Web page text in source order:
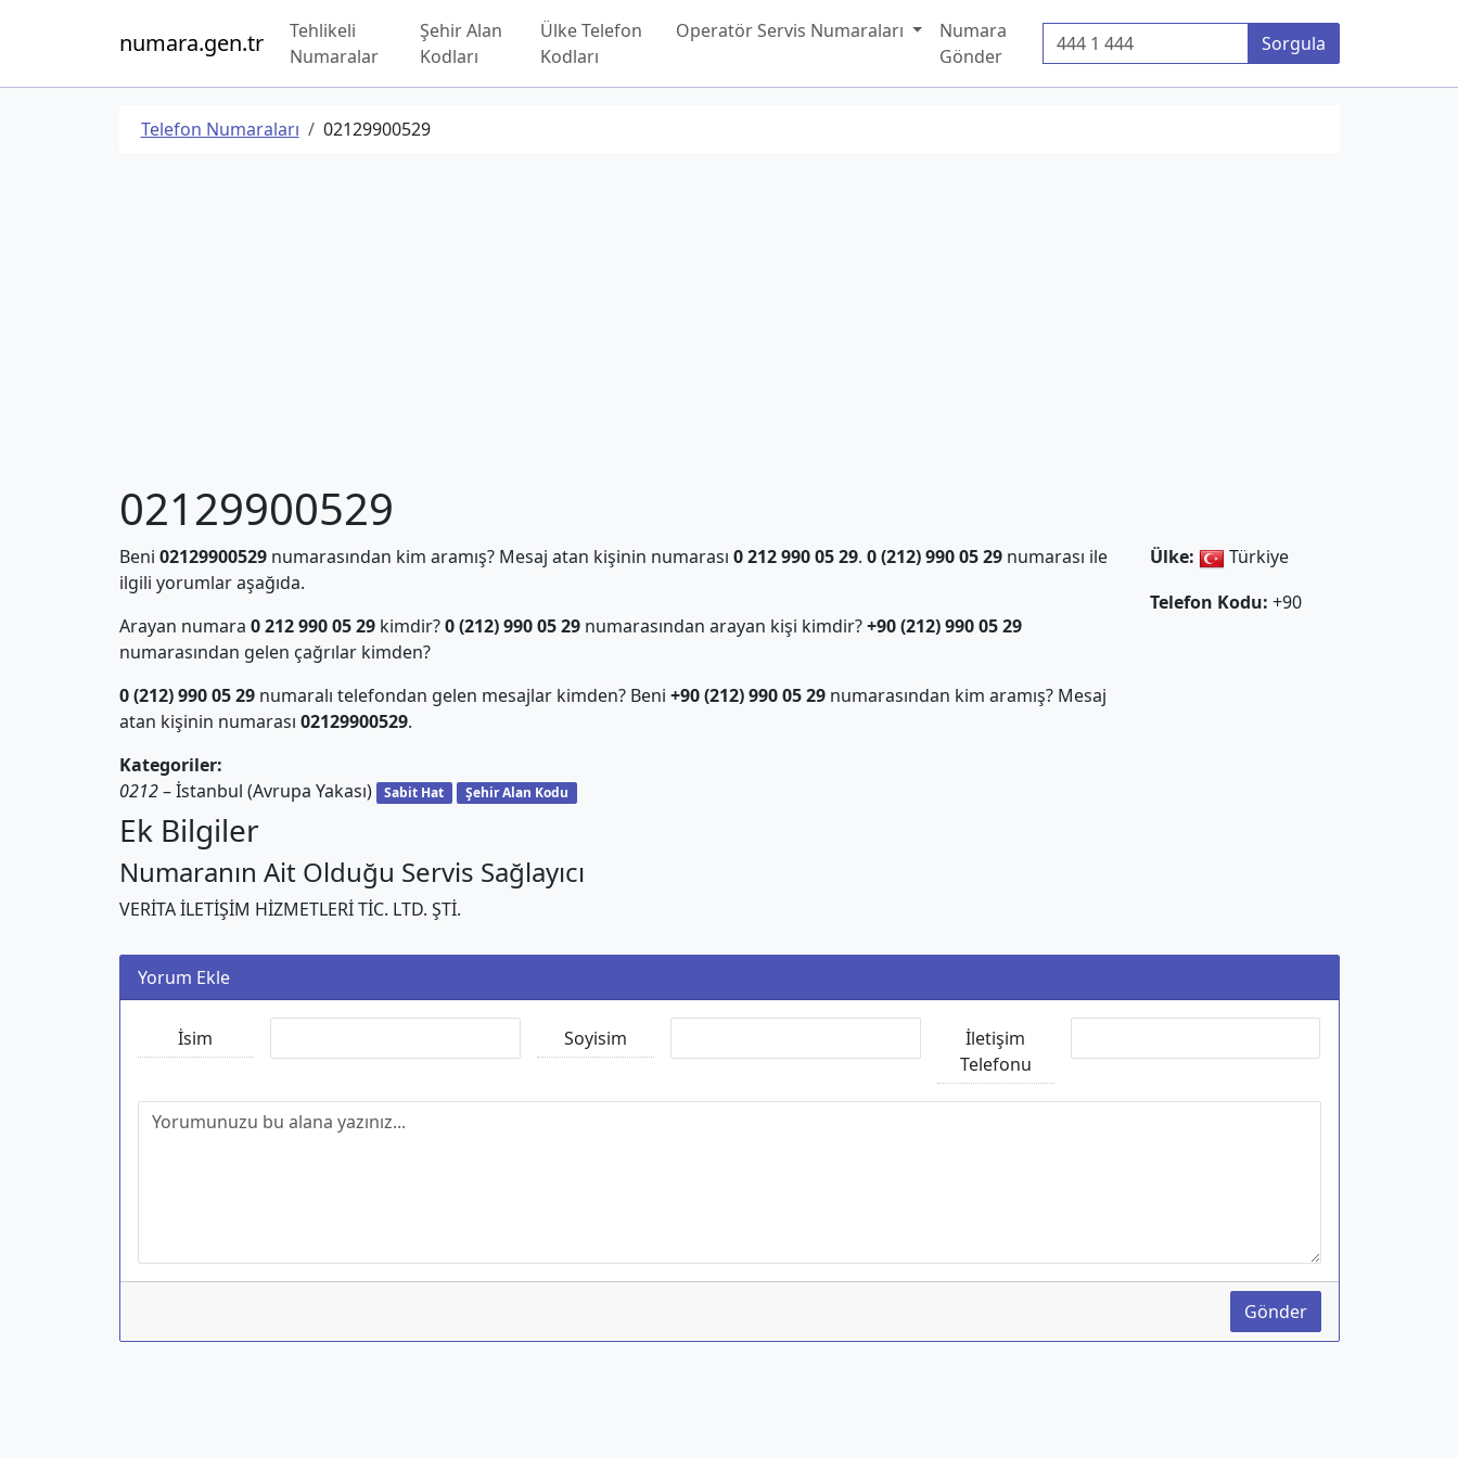
numara.gen.tr
Tehlikeli
Numaralar
Şehir Alan
Kodları
Ülke Telefon
Kodları
Operatör Servis Numaraları
Numara
Gönder
Telefon Numarası Sorgula
Telefon Numaraları 02129900529
02129900529
Beni 02129900529numarasından kim aramış? Mesaj atan kişinin numarası 0 212 990 05 29. 0 (212) 990 05 29numarası ile
ilgili yorumlar aşağıda.
Arayan numara 0 212 990 05 29kimdir?0 (212) 990 05 29numarasından arayan kişi kimdir?+90 (212) 990 05 29
numarasından gelen çağrılar kimden?
0 (212) 990 05 29numaralı telefondan gelen mesajlar kimden? Beni +90 (212) 990 05 29numarasından kim aramış? Mesaj
atan kişinin numarası 02129900529.
Kategoriler:
0212– İstanbul (Avrupa Yakası) Sabit Hat Şehir Alan Kodu
Ülke:
Türkiye
Telefon Kodu: +90
Ek Bilgiler
Numaranın Ait Olduğu Servis Sağlayıcı
VERİTA İLETİŞİM HİZMETLERİ TİC. LTD. ŞTİ.
Yorum Ekle
İsim Soyisim
İletişim
Telefonu
Gönder